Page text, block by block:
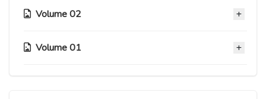
02 Novembre 2020
Capitolo 28
Volume 02
Capitolo 18
Volume 01